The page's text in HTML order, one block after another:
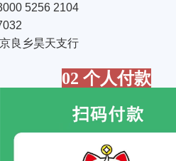
5256 2104
良乡昊天支行
02 个人付款